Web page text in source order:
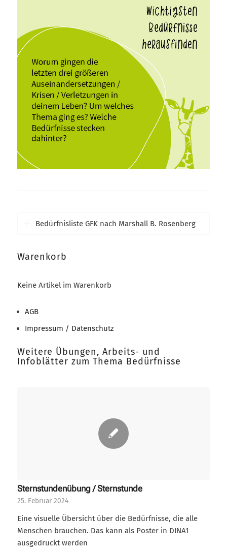
Bedürfnisliste GFK nach Marshall B. Rosenberg
Warenkorb
Keine Artikel im Warenkorb
AGB
Impressum / Datenschutz
Weitere Übungen, Arbeits- und
Infoblätter zum Thema Bedürfnisse
Sternstundenübung / Sternstunde
25. Februar 2024
Eine visuelle Übersicht über die Bedürfnisse, die alle
Menschen brauchen. Das kann als Poster in DINA1
ausgedruckt werden